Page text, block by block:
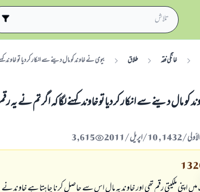
خانگی فقہ طلاق بيوى نے خاوند كو مال دينے سے انكار كر ديا تو
كو مال دينے سے انكار كر ديا تو خاوند كہنے لگا كہ اگر تم نے
3,615